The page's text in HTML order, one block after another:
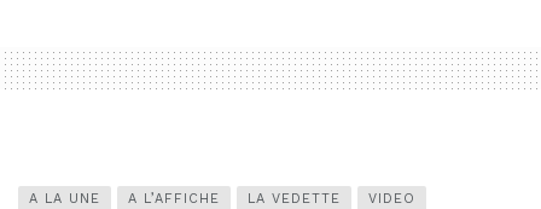
A LA UNE A L’AFFICHE LA VEDETTE VIDEO